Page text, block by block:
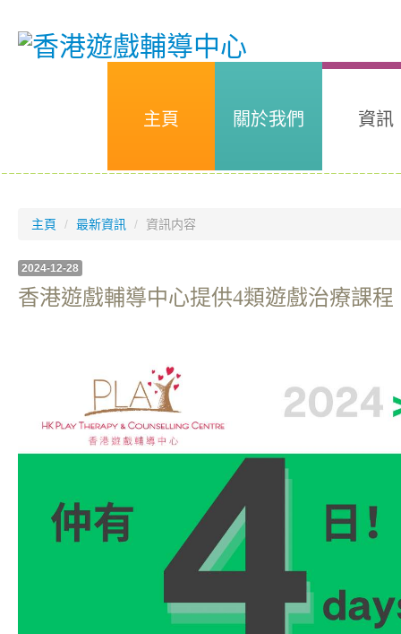
主頁 關於我們 資訊
主頁 / 最新資訊 / 資訊内容
2024-12-28
香港遊戲輔導中心提供4類遊戲治療課程